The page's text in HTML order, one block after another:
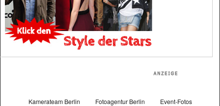
Kamerateam Berlin Fotoagentur Berlin Event-Fotos